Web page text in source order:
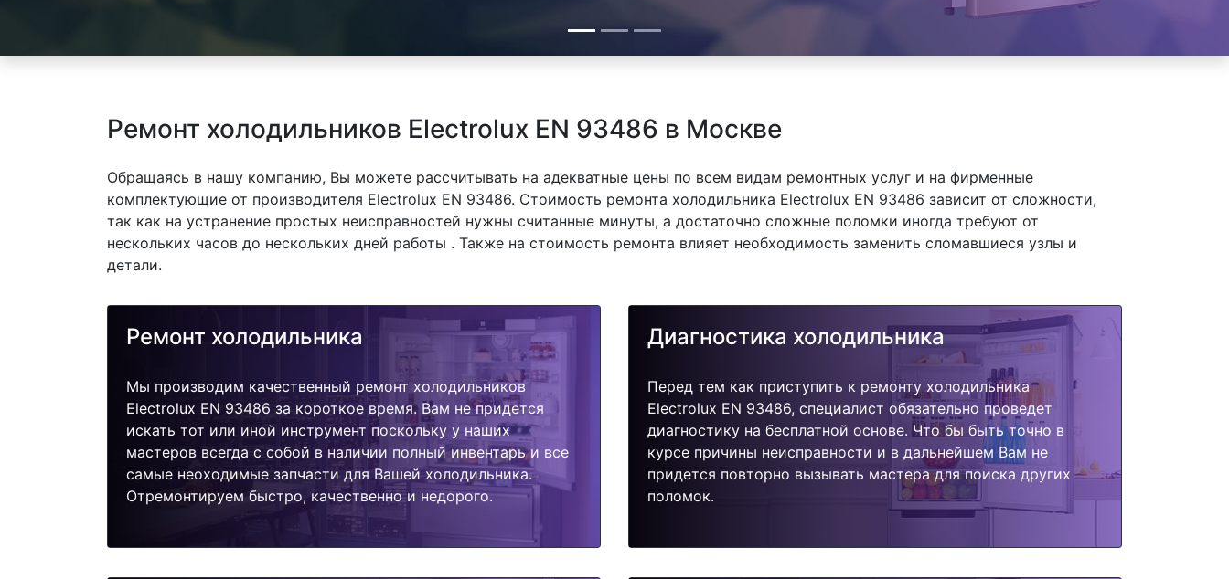
Ремонт холодильников Electrolux EN 93486 в Москве
Обращаясь в нашу компанию, Вы можете рассчитывать на адекватные цены по всем видам ремонтных услуг и на фирменные
комплектующие от производителя Electrolux EN 93486. Стоимость ремонта холодильника Electrolux EN 93486 зависит от сложности,
так как на устранение простых неисправностей нужны считанные минуты, а достаточно сложные поломки иногда требуют от
нескольких часов до нескольких дней работы . Также на стоимость ремонта влияет необходимость заменить сломавшиеся узлы и
детали.
Ремонт холодильника
Мы производим качественный ремонт холодильников
Electrolux EN 93486 за короткое время. Вам не придется
искать тот или иной инструмент поскольку у наших
мастеров всегда с собой в наличии полный инвентарь и все
самые неоходимые запчасти для Вашей холодильника.
Отремонтируем быстро, качественно и недорого.
Диагностика холодильника
Перед тем как приступить к ремонту холодильника
Electrolux EN 93486, специалист обязательно проведет
диагностику на бесплатной основе. Что бы быть точно в
курсе причины неисправности и в дальнейшем Вам не
придется повторно вызывать мастера для поиска других
поломок.